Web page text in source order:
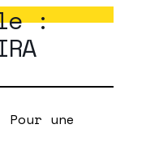
:
une